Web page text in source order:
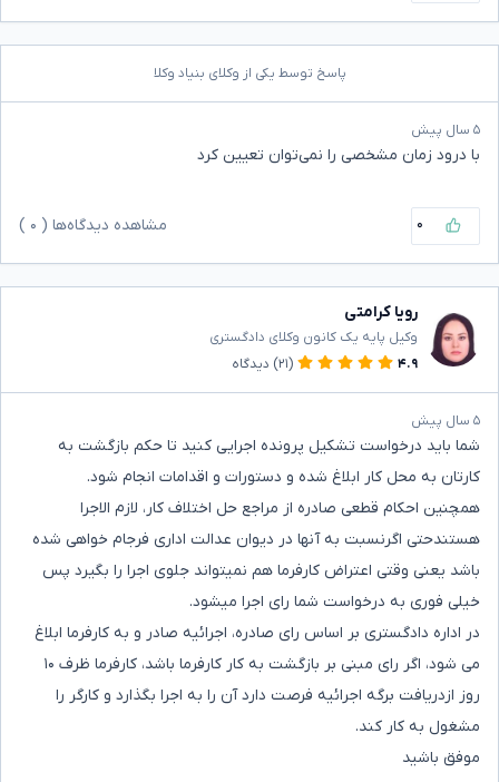
پاسخ توسط یکی از وکلای بنیاد وکلا
۵ سال پیش
با درود زمان مشخصی را نمی‌توان تعیین کرد
۰ مشاهده دیدگاه‌ها ( ۰
رویا کرامتی
وکیل پایه یک کانون وکلای دادگستری
۴.۹
(۲۱) دیدگاه
۵ سال پیش
شما باید درخواست تشکیل پرونده اجرایی کنید تا حکم بازگشت به
کارتان به محل کار ابلاغ شده و دستورات و اقدامات انجام شود.
همچنین احکام قطعی صادره از مراجع حل اختلاف کار، لازم الاجرا
هستندحتی اگرنسبت به آنها در دیوان عدالت اداری فرجام خواهی شده
باشد یعنی وقتی اعتراض کارفرما هم نمیتواند جلوی اجرا را بگیرد پس
خیلی فوری به درخواست شما رای اجرا میشود.
در اداره دادگستری بر اساس رای صادره، اجرائیه صادر و به کارفرما ابلاغ
می شود، اگر رای مبنی بر بازگشت به کار کارفرما باشد، کارفرما ظرف ۱۰
روز ازدریافت برگه اجرائیه فرصت دارد آن را به اجرا بگذارد و کارگر را
مشغول به کار کند.
موفق باشید